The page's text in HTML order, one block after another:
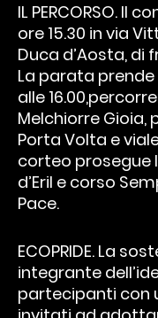
IL PERCORSO. Il
ore 15.30 in via
Duca d’Aosta, di
La parata prende
alle
Melchiorre Gioia,
Porta Volta e
corteo prosegue
d’Eril e corso
Pace.
ECOPRIDE. La
integrante
partecipanti con